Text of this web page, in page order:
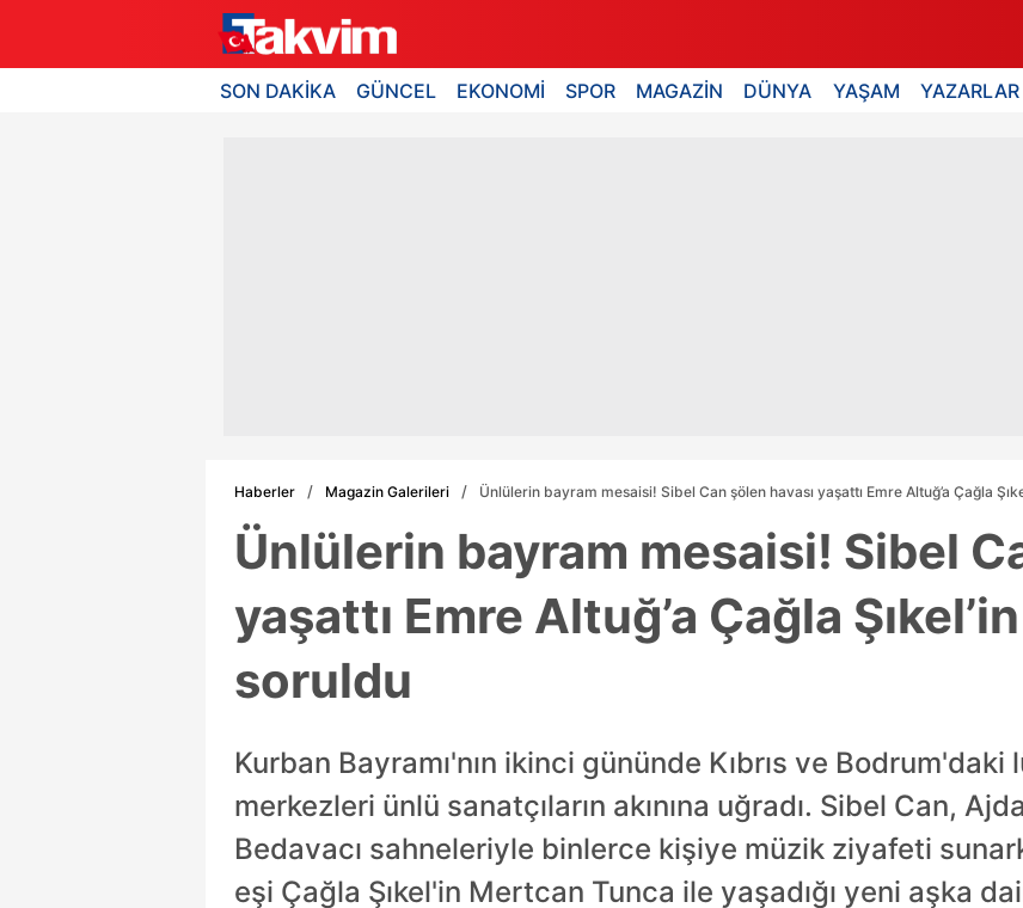
SON DAKİKA GÜNCEL EKONOMİ SPOR MAGAZİN DÜNYA YAŞAM YAZARLAR
Haberler Magazin Galerileri Ünlülerin bayram mesaisi! Sibel Can şölen havası yaşattı Emre Altuğ’a Çağla
Ünlülerin bayram mesaisi! Sibel
yaşattı Emre Altuğ’a Çağla
soruldu
Kurban Bayramı'nın ikinci gününde Kıbrıs ve
merkezleri ünlü sanatçıların akınına uğradı. Sibel Can,
Bedavacı sahneleriyle binlerce kişiye müzik ziyafeti
eşi Çağla Şıkel'in Mertcan Tunca ile yaşadığı yeni aşka